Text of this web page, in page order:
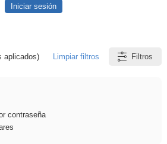
Iniciar sesión
aplicados) Limpiar filtros Filtros
contraseña